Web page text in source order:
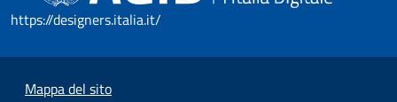
https://designers.italia.it/
Mappa del sito